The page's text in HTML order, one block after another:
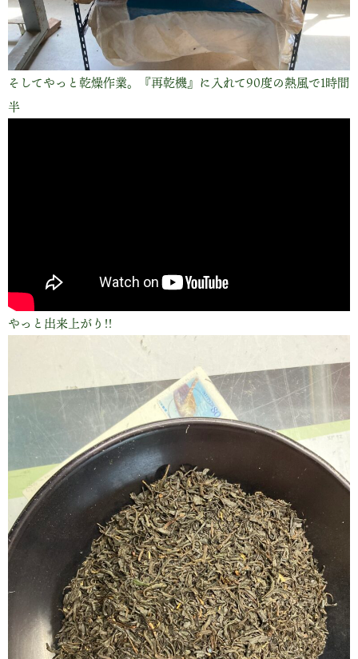
そしてやっと乾燥作業。『再乾機』に入れて90度の熱風で1時間
半
やっと出来上がり!!